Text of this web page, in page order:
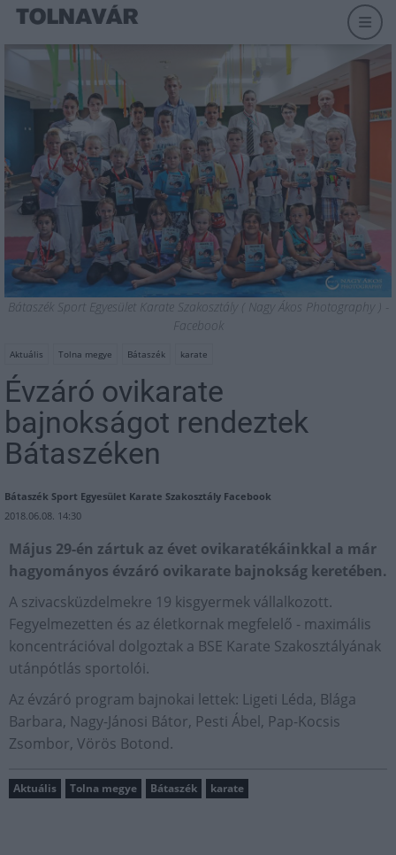
Bátaszék Sport Egyesület Karate Szakosztály ( Nagy Ákos Photography ) -
Facebook
Aktuális Tolna megye Bátaszék karate
Évzáró ovikarate
bajnokságot rendeztek
Bátaszéken
Bátaszék Sport Egyesület Karate Szakosztály Facebook
2018.06.08. 14:30
Május 29-én zártuk az évet ovikaratékáinkkal a már
hagyományos évzáró ovikarate bajnokság keretében.
A szivacsküzdelmekre 19 kisgyermek vállalkozott.
Fegyelmezetten és az életkornak megfelelő - maximális
koncentrációval dolgoztak a BSE Karate Szakosztályának
utánpótlás sportolói.
Az évzáró program bajnokai lettek: Ligeti Léda, Blága
Barbara, Nagy-Jánosi Bátor, Pesti Ábel, Pap-Kocsis
Zsombor, Vörös Botond.
Aktuális Tolna megye Bátaszék karate